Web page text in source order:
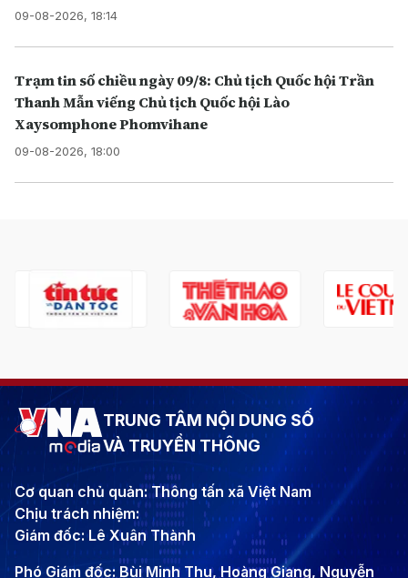
09-08-2026, 18:14
Trạm tin số chiều ngày 09/8: Chủ tịch Quốc hội Trần
Thanh Mẫn viếng Chủ tịch Quốc hội Lào
Xaysomphone Phomvihane
09-08-2026, 18:00
TRUNG TÂM NỘI DUNG SỐ
VÀ TRUYỀN THÔNG
Cơ quan chủ quản: Thông tấn xã Việt Nam
Chịu trách nhiệm:
Giám đốc: Lê Xuân Thành
Phó Giám đốc: Bùi Minh Thu, Hoàng Giang, Nguyễn